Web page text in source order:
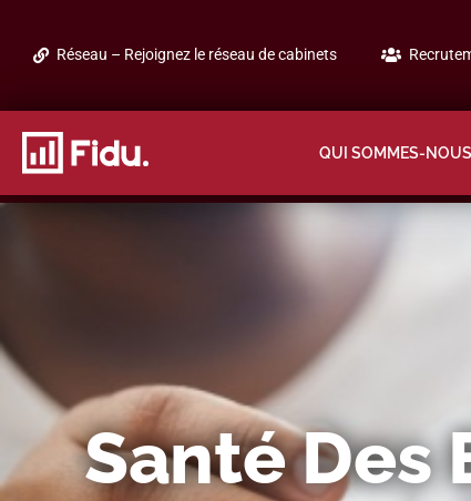
Réseau – Rejoignez le réseau de cabinets
QUI SOMMES-
Santé Des